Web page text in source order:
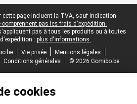
cette page incluent la TVA, sauf indication
comprennent pas les frais d'expédition.
pas à tous les produits ou à toutes
: plus d'informations.
Vie privée
Mentions légales
Conditions générales © 2026 Gomibo.be
cookies